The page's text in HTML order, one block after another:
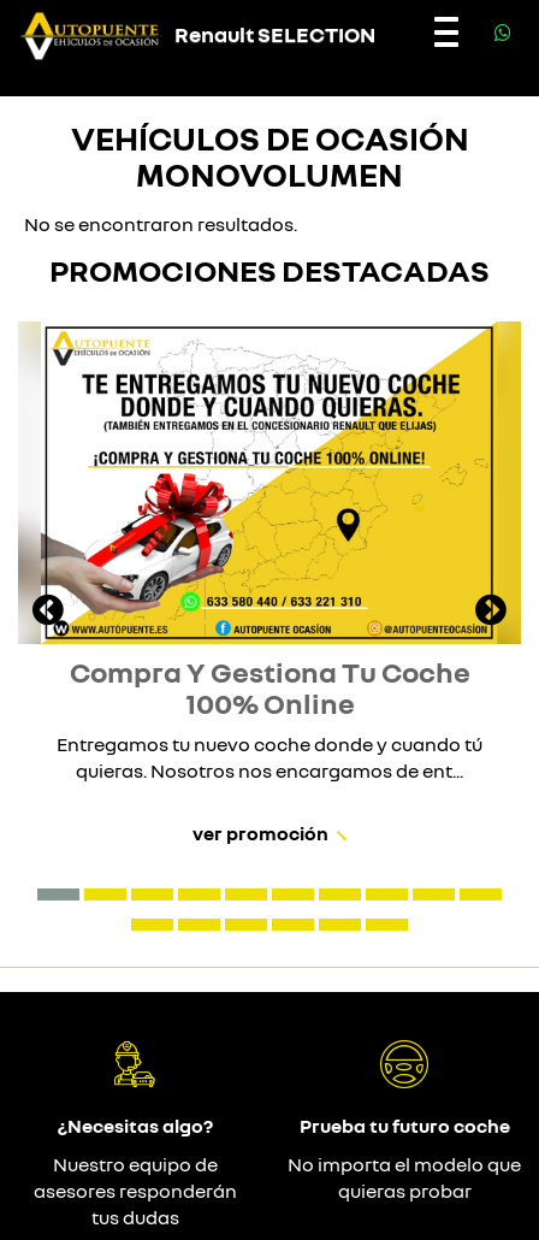
Renault SELECTION
Toggle
VEHÍCULOS DE OCASIÓN
MONOVOLUMEN
No se encontraron resultados.
PROMOCIONES DESTACADAS
Compra Y Gestiona Tu Coche
100% Online
Entregamos tu nuevo coche donde y cuando tú
quieras. Nosotros nos encargamos de ent...
ver promoción
¿Necesitas algo?
Nuestro equipo de
asesores responderán
tus dudas
Prueba tu futuro coche
No importa el modelo que
quieras probar